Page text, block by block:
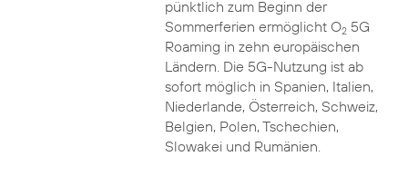
pünktlich zum Beginn der
Sommerferien ermöglicht O25G
Roaming in zehn europäischen
Ländern. Die 5G-Nutzung ist ab
sofort möglich in Spanien, Italien,
Niederlande, Österreich, Schweiz,
Belgien, Polen, Tschechien,
Slowakei und Rumänien.